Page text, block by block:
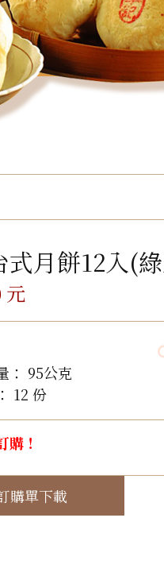
式月餅12入(
元
： 95公克
12 份
購！
購單下載